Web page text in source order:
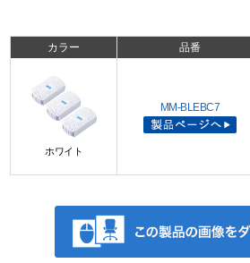
カラー 品番
ホワイト
MM-BLEBC7